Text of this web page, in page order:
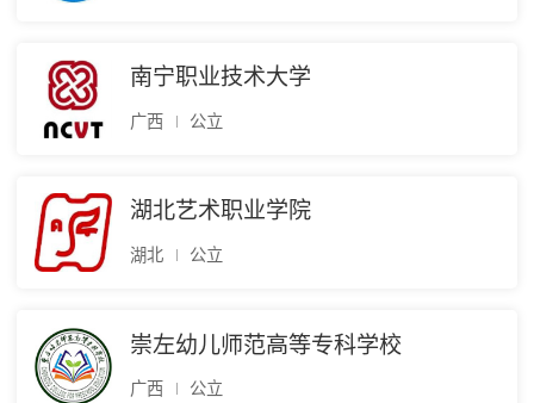
南宁职业技术大学
广西 公立
湖北艺术职业学院
湖北 公立
崇左幼儿师范高等专科学校
广西 公立